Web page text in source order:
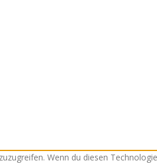
Wenn du diesen